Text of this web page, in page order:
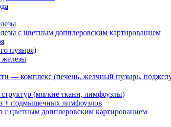
с цветным допплеровским картированием
пузыря)
— комплекс (печень, желчный пузырь,
(мягкие ткани, лимфоузлы)
+ подмышечных лимфоузлов
цветным допплеровским картированием